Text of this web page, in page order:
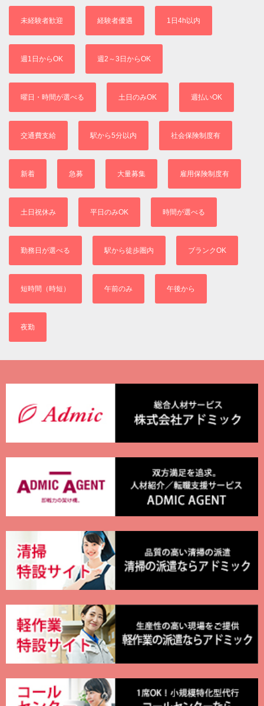
未経験者歓迎 経験者優遇 1日4h以内
週1日からOK 週2～3日からOK
曜日・時間が選べる 土日のみOK 週払いOK
交通費支給 駅から5分以内 社会保険制度有
新着 急募 大量募集 雇用保険制度有
土日祝休み 平日のみOK 時間が選べる
勤務日が選べる 駅から徒歩圏内 ブランクOK
短時間（時短） 午前のみ 午後から
夜勤